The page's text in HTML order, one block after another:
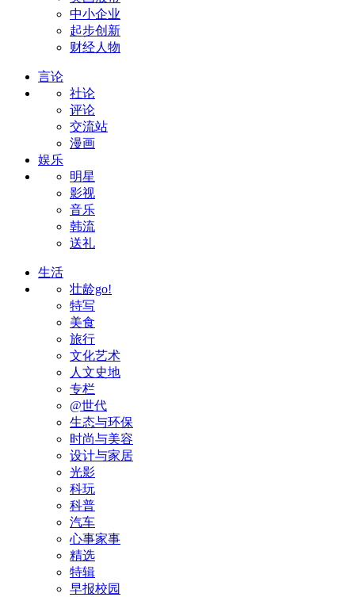
中小企业
起步创新
财经人物
言论
社论
评论
交流站
漫画
娱乐
明星
影视
音乐
韩流
送礼
生活
壮龄go!
特写
美食
旅行
文化艺术
人文史地
专栏
@世代
生态与环保
时尚与美容
设计与家居
光影
科玩
科普
汽车
心事家事
精选
特辑
早报校园